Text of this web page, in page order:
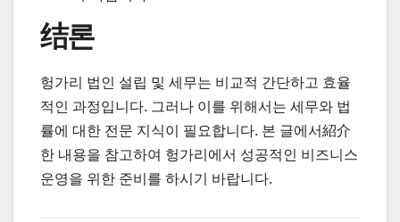
结론
헝가리 법인 설립 및 세무는 비교적 간단하고 효율
적인 과정입니다. 그러나 이를 위해서는 세무와 법
률에 대한 전문 지식이 필요합니다. 본 글에서紹介
한 내용을 참고하여 헝가리에서 성공적인 비즈니스
운영을 위한 준비를 하시기 바랍니다.